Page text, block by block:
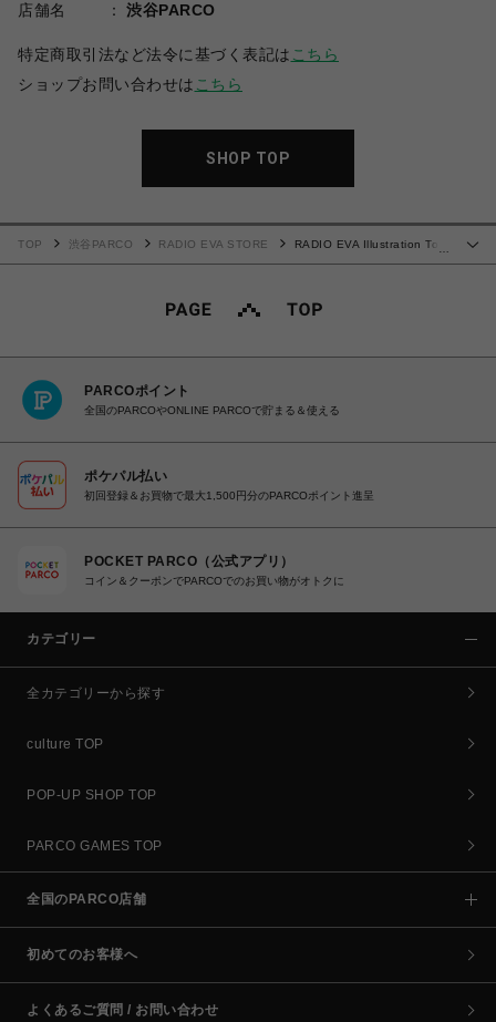
店舗名
渋谷PARCO
特定商取引法など法令に基づく表記は こちら
ショップお問い合わせは こちら
SHOP TOP
TOP 渋谷PARCO RADIO EVA STORE
RADIO EVA Illustration Tote
PARCOポイント
全国のPARCOやONLINE PARCOで貯まる＆使える
ポケパル払い
初回登録＆お買物で最大1,500円分のPARCOポイント進呈
POCKET PARCO（公式アプリ）
コイン＆クーポンでPARCOでのお買い物がオトクに
カテゴリー
全カテゴリーから探す
culture TOP
POP-UP SHOP TOP
PARCO GAMES TOP
全国のPARCO店舗
初めてのお客様へ
よくあるご質問 / お問い合わせ